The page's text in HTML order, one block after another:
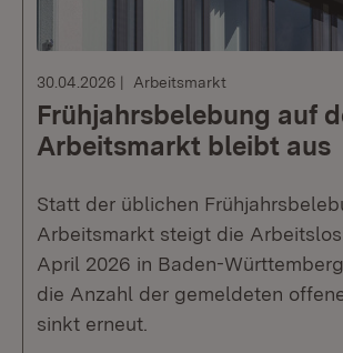
30.04.2026 Arbeitsmarkt
Frühjahrsbelebung auf
Arbeitsmarkt bleibt aus
Statt der üblichen
Arbeitsmarkt steigt die
April 2026 in Baden-
die Anzahl der gemeldeten
sinkt erneut.